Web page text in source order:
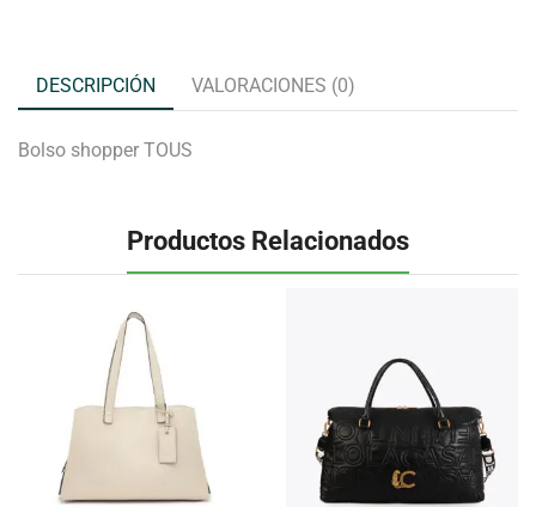
DESCRIPCIÓN VALORACIONES (0)
Bolso shopper TOUS
Productos Relacionados